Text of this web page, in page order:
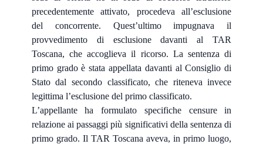
precedentemente attivato, procedeva all’esclusione
del concorrente. Quest’ultimo impugnava il
provvedimento di esclusione davanti al TAR
Toscana, che accoglieva il ricorso. La sentenza di
primo grado è stata appellata davanti al Consiglio di
Stato dal secondo classificato, che riteneva invece
legittima l’esclusione del primo classificato.
L’appellante ha formulato specifiche censure in
relazione ai passaggi più significativi della sentenza di
primo grado. Il TAR Toscana aveva, in primo luogo,